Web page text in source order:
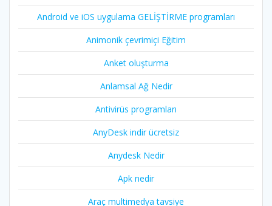
Android ve iOS uygulama GELİŞTİRME programları
Animonik çevrimiçi Eğitim
Anket oluşturma
Anlamsal Ağ Nedir
Antivirüs programları
AnyDesk indir ücretsiz
Anydesk Nedir
Apk nedir
Araç multimedya tavsiye